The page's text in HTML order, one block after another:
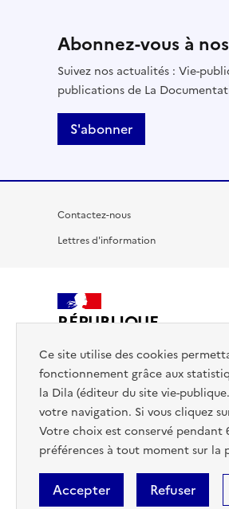
Ce site utilise des cookies
fonctionnement grâce aux
la Dila (éditeur du site vie-
votre navigation. Si vous cliquez
Votre choix est conservé pendant
préférences à tout moment sur la
Accepter Refuser
Abonnez-vous à
Suivez nos actualités : Vie-
publications de La
S'abonner
Contactez-nous
Lettres d'information
RÉPUBLIQUE
Accessibilité : totalement conforme